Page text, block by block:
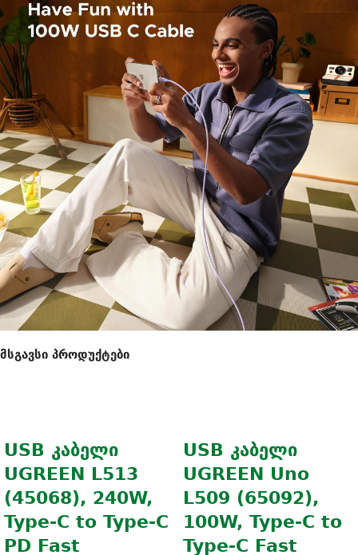
მსგავსი პროდუქტები
USB კაბელი
UGREEN L513
(45068), 240W,
Type-C to Type-C
PD Fast
USB კაბელი
UGREEN Uno
L509 (65092),
100W, Type-C to
Type-C Fast